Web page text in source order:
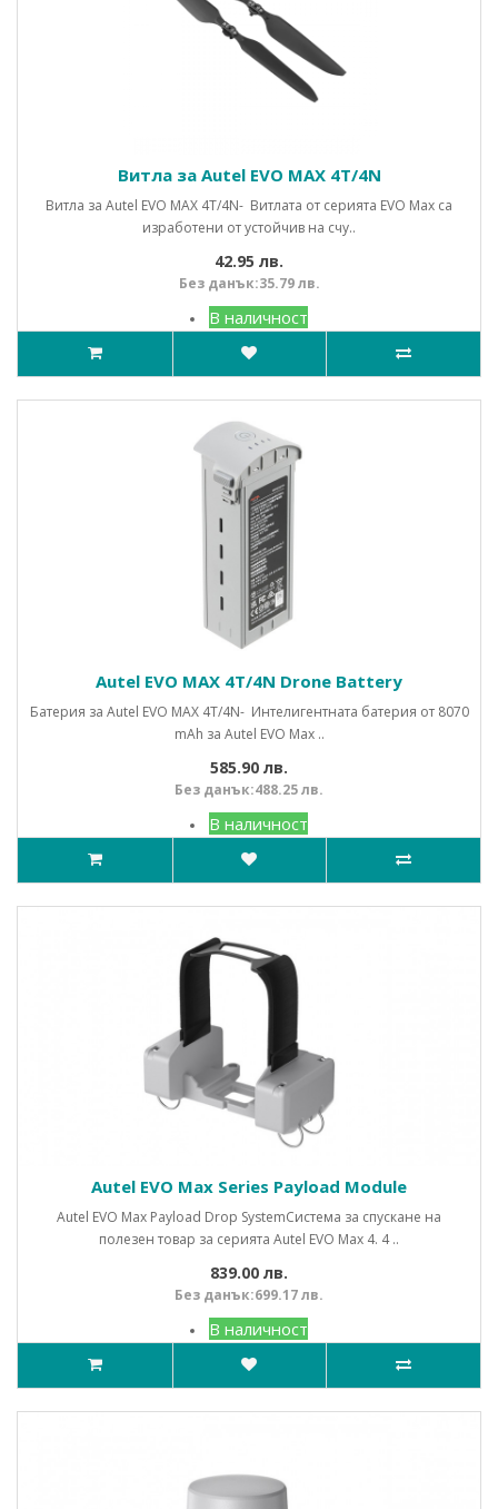
Витла за Autel EVO MAX 4T/4N
Витла за Autel EVO MAX 4T/4N- Витлата от серията EVO Max са
изработени от устойчив на счу..
42.95 лв.
Без данък:35.79 лв.
В наличност
Autel EVO MAX 4T/4N Drone Battery
Батерия за Autel EVO MAX 4T/4N- Интелигентната батерия от 8070
mAh за Autel EVO Max ..
585.90 лв.
Без данък:488.25 лв.
В наличност
Autel EVO Max Series Payload Module
Autel EVO Max Payload Drop SystemСистема за спускане на
полезен товар за серията Autel EVO Max 4. 4 ..
839.00 лв.
Без данък:699.17 лв.
В наличност